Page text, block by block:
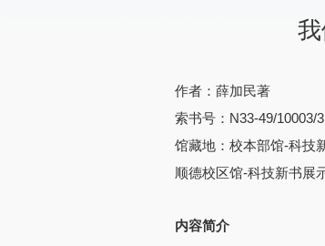
作者：薛加民著
索书号：N33-49/10003/
馆藏地：校本部馆-科技
顺德校区馆-科技新书展
内容简介